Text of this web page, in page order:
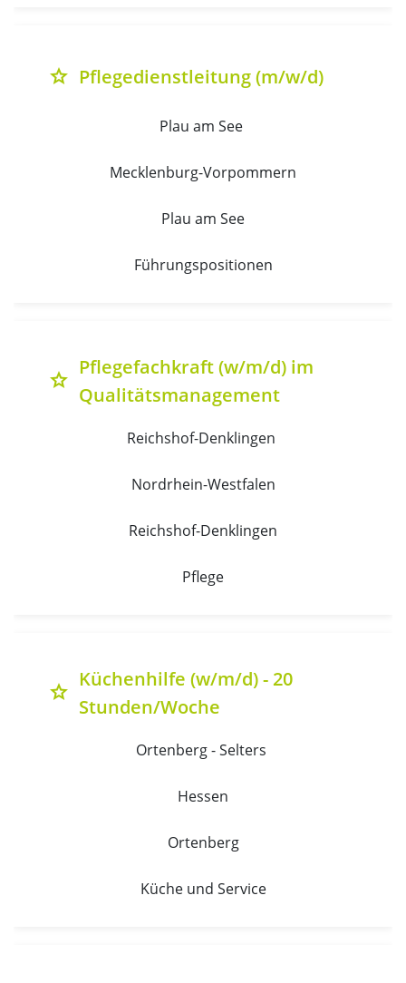
grade Pflegedienstleitung (m/w/d)
Plau am See
Mecklenburg-Vorpommern
Plau am See
Führungspositionen
grade
Pflegefachkraft (w/m/d) im
Qualitätsmanagement
Reichshof-Denklingen
Nordrhein-Westfalen
Reichshof-Denklingen
Pflege
grade
Küchenhilfe (w/m/d) - 20
Stunden/Woche
Ortenberg - Selters
Hessen
Ortenberg
Küche und Service